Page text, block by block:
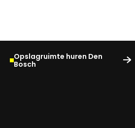
Opslagruimte huren Den
Bosch